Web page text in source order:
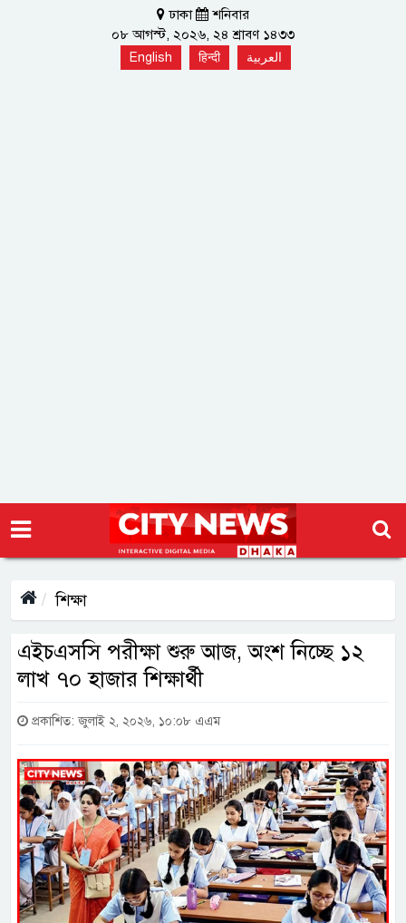
ঢাকা
শনিবার
০৮ আগস্ট, ২০২৬, ২৪ শ্রাবণ ১৪৩৩
English हिन्दी العربية
শিক্ষা
এইচএসসি পরীক্ষা শুরু আজ, অংশ নিচ্ছে ১২
লাখ ৭০ হাজার শিক্ষার্থী
প্রকাশিত: জুলাই ২, ২০২৬, ১০:০৮ এএম